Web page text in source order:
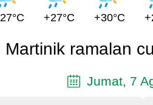
+27°C +30°C
Martinik ramalan
Jumat, 7